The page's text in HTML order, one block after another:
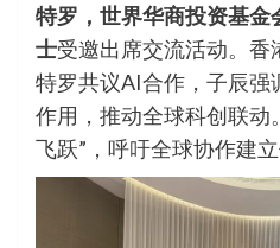
特罗，世界华商投资基
士受邀出席交流活动。香
特罗共议AI合作，子辰强
作用，推动全球科创联动
飞跃”，呼吁全球协作建立